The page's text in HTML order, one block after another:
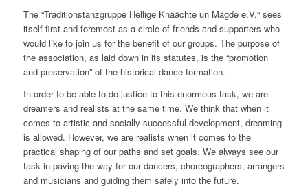
The “Traditionstanzgruppe Hellige Knäächte un Mägde e.V.“ sees
itself first and foremost as a circle of friends and supporters who
would like to join us for the benefit of our groups. The purpose of
the association, as laid down in its statutes, is the “promotion
and preservation” of the historical dance formation.
In order to be able to do justice to this enormous task, we are
dreamers and realists at the same time. We think that when it
comes to artistic and socially successful development, dreaming
is allowed. However, we are realists when it comes to the
practical shaping of our paths and set goals. We always see our
task in paving the way for our dancers, choreographers, arrangers
and musicians and guiding them safely into the future.